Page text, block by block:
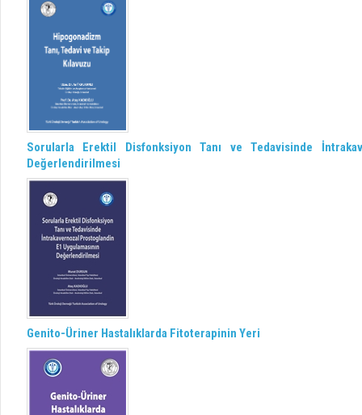
Sorularla Erektil Disfonksiyon Tanı ve Tedavisinde
Değerlendirilmesi
Genito-Üriner Hastalıklarda Fitoterapinin Yeri